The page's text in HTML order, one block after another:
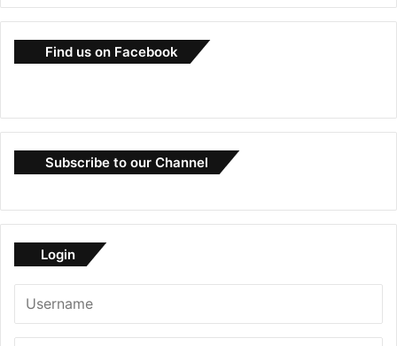
Find us on Facebook
Subscribe to our Channel
Login